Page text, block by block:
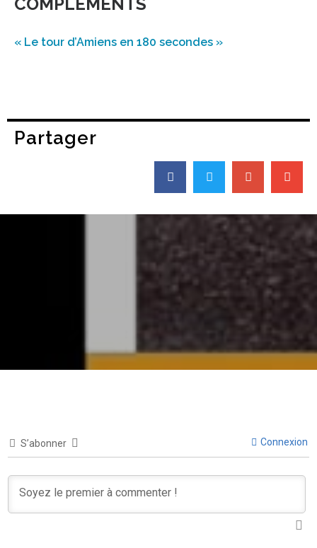
« Le tour d’Amiens en 180 secondes »
Partager
S’abonner Connexion